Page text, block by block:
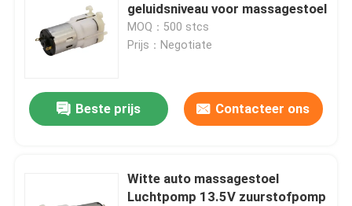
VR-show
Fabriekstocht
Kwaliteitscontrole
geluidsniveau voor massagestoel
MOQ：500 stcs
Prijs：Negotiate
Beste prijs Contacteer ons
Witte auto massagestoel
Luchtpomp 13.5V zuurstofpomp